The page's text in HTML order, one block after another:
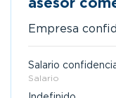
Empresa
Salario
Salario